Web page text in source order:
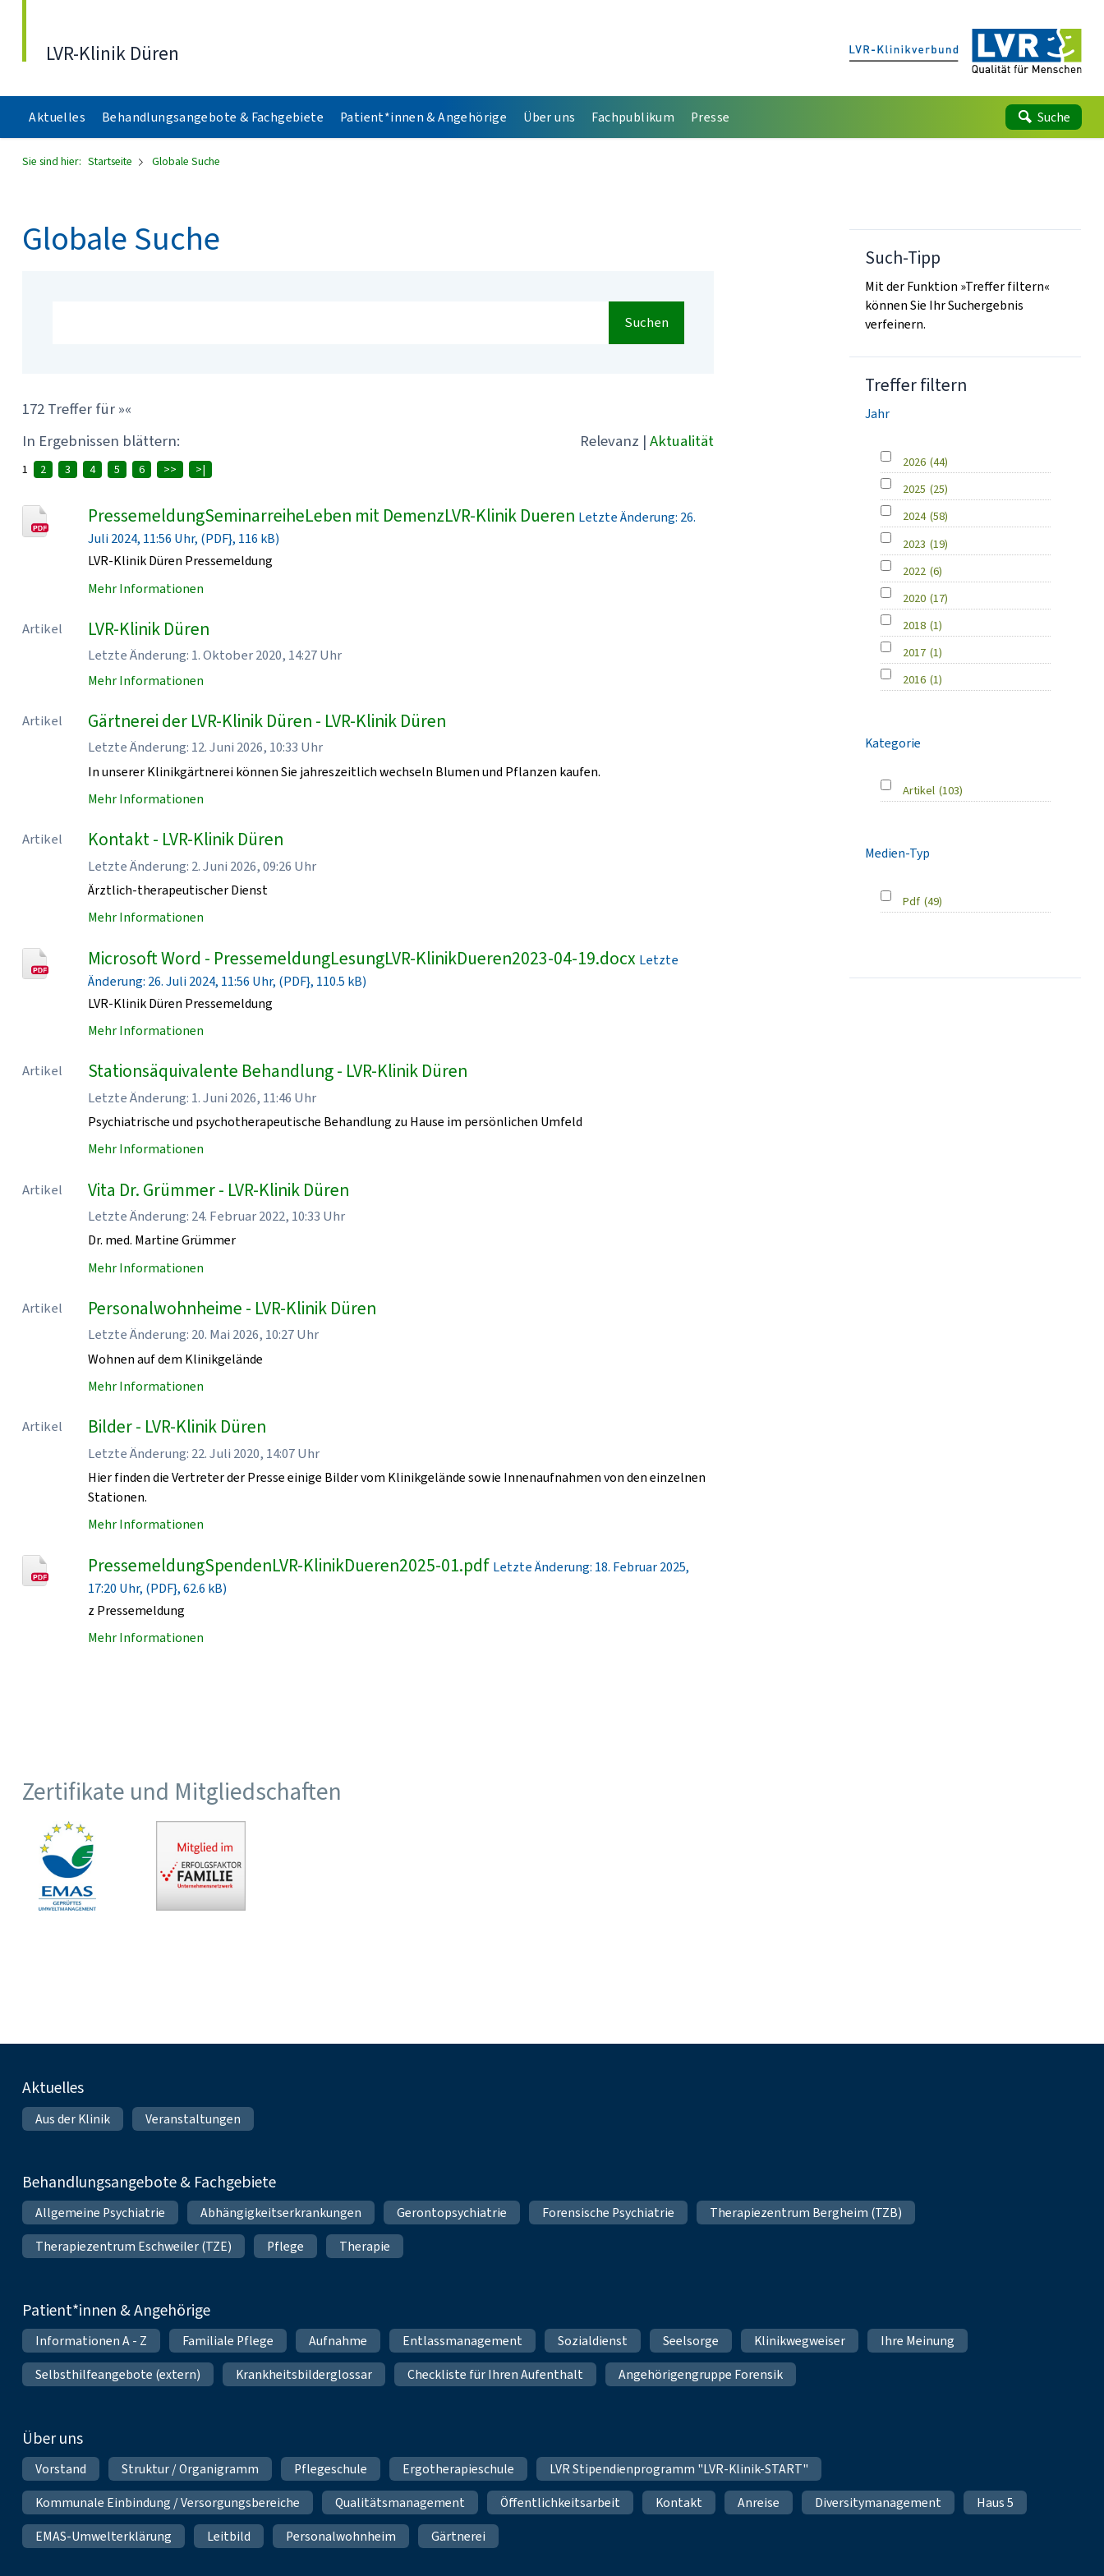
LVR-Klinik Düren
Aktuelles Behandlungsangebote & Fachgebiete Patient*innen & Angehörige Über uns Fachpublikum Presse Suche
Sie sind hier: Startseite Globale Suche
Globale Suche
Suchen
172 Treffer für »«
In Ergebnissen blättern:
Relevanz | Aktualität
1 2 3 4 5 6 >> >|
PressemeldungSeminarreiheLeben mit DemenzLVR-Klinik Dueren Letzte Änderung: 26.
Juli 2024, 11:56 Uhr, (PDF}, 116 kB)
LVR-Klinik Düren Pressemeldung
Mehr Informationen
Artikel LVR-Klinik Düren
Letzte Änderung: 1. Oktober 2020, 14:27 Uhr
Mehr Informationen
Artikel Gärtnerei der LVR-Klinik Düren - LVR-Klinik Düren
Letzte Änderung: 12. Juni 2026, 10:33 Uhr
In unserer Klinikgärtnerei können Sie jahreszeitlich wechseln Blumen und Pflanzen kaufen.
Mehr Informationen
Artikel Kontakt - LVR-Klinik Düren
Letzte Änderung: 2. Juni 2026, 09:26 Uhr
Ärztlich-therapeutischer Dienst
Mehr Informationen
Microsoft Word - PressemeldungLesungLVR-KlinikDueren2023-04-19.docx Letzte
Änderung: 26. Juli 2024, 11:56 Uhr, (PDF}, 110.5 kB)
LVR-Klinik Düren Pressemeldung
Mehr Informationen
Artikel Stationsäquivalente Behandlung - LVR-Klinik Düren
Letzte Änderung: 1. Juni 2026, 11:46 Uhr
Psychiatrische und psychotherapeutische Behandlung zu Hause im persönlichen Umfeld
Mehr Informationen
Artikel Vita Dr. Grümmer - LVR-Klinik Düren
Letzte Änderung: 24. Februar 2022, 10:33 Uhr
Dr. med. Martine Grümmer
Mehr Informationen
Artikel Personalwohnheime - LVR-Klinik Düren
Letzte Änderung: 20. Mai 2026, 10:27 Uhr
Wohnen auf dem Klinikgelände
Mehr Informationen
Artikel Bilder - LVR-Klinik Düren
Letzte Änderung: 22. Juli 2020, 14:07 Uhr
Hier finden die Vertreter der Presse einige Bilder vom Klinikgelände sowie Innenaufnahmen von den einzelnen
Stationen.
Mehr Informationen
PressemeldungSpendenLVR-KlinikDueren2025-01.pdf Letzte Änderung: 18. Februar 2025,
17:20 Uhr, (PDF}, 62.6 kB)
z Pressemeldung
Mehr Informationen
Such-Tipp
Mit der Funktion »Treffer filtern«
können Sie Ihr Suchergebnis
verfeinern.
Treffer filtern
Jahr
2026 (44)
2025 (25)
2024 (58)
2023 (19)
2022 (6)
2020 (17)
2018 (1)
2017 (1)
2016 (1)
Kategorie
Artikel (103)
Medien-Typ
Pdf (49)
Zertifikate und Mitgliedschaften
Fußnavigation
Aktuelles
Aus der Klinik Veranstaltungen
Behandlungsangebote & Fachgebiete
Allgemeine Psychiatrie Abhängigkeitserkrankungen Gerontopsychiatrie Forensische Psychiatrie
Therapiezentrum Bergheim (TZB)
Therapiezentrum Eschweiler (TZE)
Pflege Therapie
Patient*innen & Angehörige
Informationen A - Z Familiale Pflege Aufnahme Entlassmanagement Sozialdienst Seelsorge Klinikwegweiser
Ihre Meinung
Selbsthilfeangebote (extern)
Krankheitsbilderglossar Checkliste für Ihren Aufenthalt Angehörigengruppe Forensik
Über uns
Vorstand Struktur / Organigramm Pflegeschule Ergotherapieschule
LVR Stipendienprogramm "LVR-Klinik-START"
Kommunale Einbindung / Versorgungsbereiche
Qualitätsmanagement Öffentlichkeitsarbeit Kontakt Anreise Diversitymanagement
Haus 5
EMAS-Umwelterklärung
Leitbild Personalwohnheim Gärtnerei